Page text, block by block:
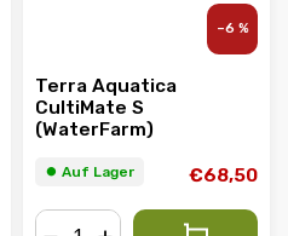
–6 %
Terra Aquatica
CultiMate S
(WaterFarm)
⏺︎ Auf Lager €68,50